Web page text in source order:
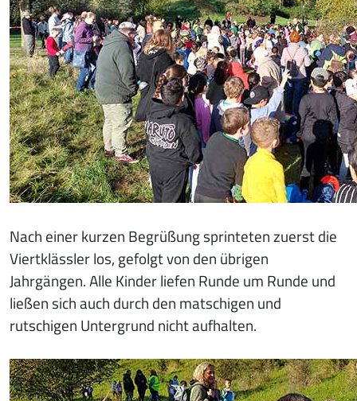
Nach einer kurzen Begrüßung sprinteten zuerst die
Viertklässler los, gefolgt von den übrigen
Jahrgängen. Alle Kinder liefen Runde um Runde und
ließen sich auch durch den matschigen und
rutschigen Untergrund nicht aufhalten.